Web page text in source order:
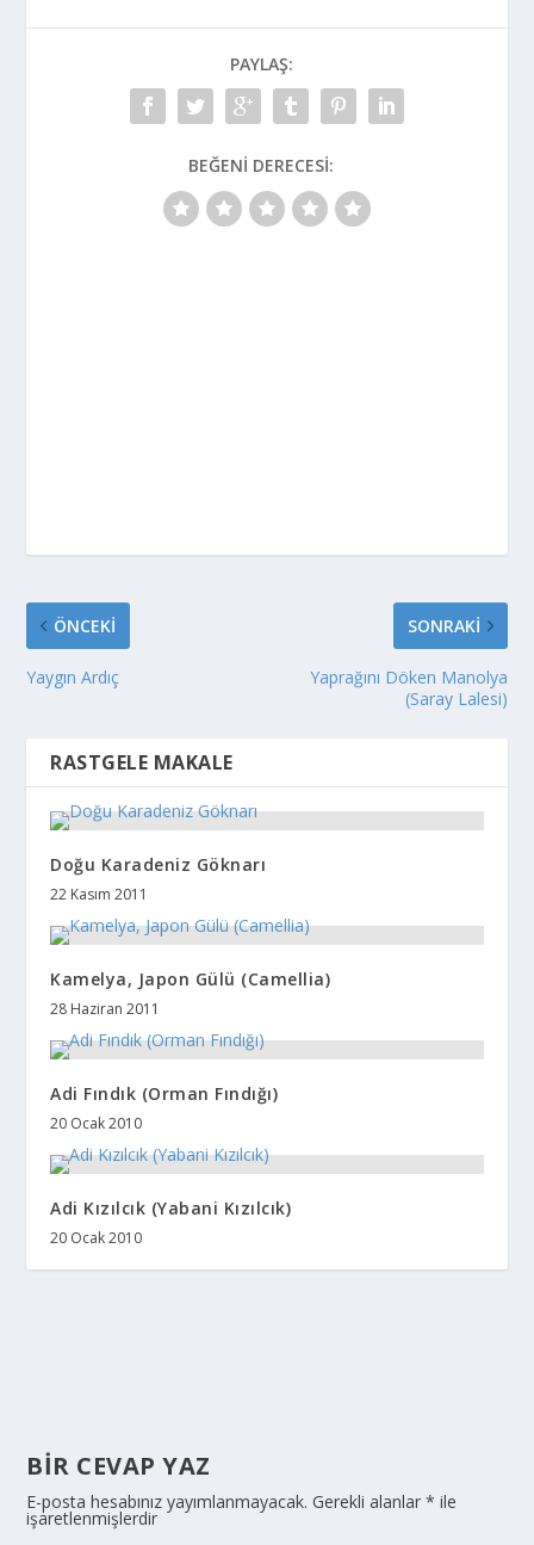
PAYLAŞ:
BEĞENI DERECESI:
ÖNCEKI
Yaygın Ardıç
SONRAKI
Yaprağını Döken Manolya
(Saray Lalesi)
RASTGELE MAKALE
Doğu Karadeniz Göknarı
22 Kasım 2011
Kamelya, Japon Gülü (Camellia)
28 Haziran 2011
Adi Fındık (Orman Fındığı)
20 Ocak 2010
Adi Kızılcık (Yabani Kızılcık)
20 Ocak 2010
BIR CEVAP YAZ
E-posta hesabınız yayımlanmayacak. Gerekli alanlar* ile
işaretlenmişlerdir